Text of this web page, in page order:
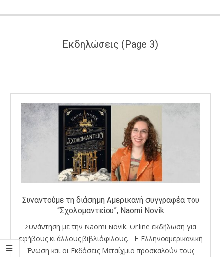
Εκδηλώσεις (Page 3)
Συναντούμε τη διάσημη Αμερικανή συγγραφέα του
“Σχολομαντείου”, Naomi Novik
Συνάντηση με την Naomi Novik. Online εκδήλωση για
εφήβους κι άλλους βιβλιόφιλους. H Ελληνοαμερικανική
Ένωση και οι Εκδόσεις Μεταίχμιο προσκαλούν τους